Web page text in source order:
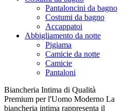
Pantaloncini da bagno
Costumi da bagno
Accappatoi
Abbigliamento da notte
Pigiama
Camicie da notte
Camicie
Pantaloni
Biancheria Intima di Qualità
Premium per l'Uomo Moderno La
biancheria intima rappresenta il